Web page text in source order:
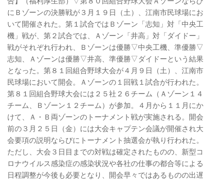
にＢゾーンの決勝戦が３月１９日（土）、江南市民球場にお
いて開催された。第１試合ではＢゾーン「志知」対「中央工
機」戦が、第２試合では、Ａゾーン「井高」対「ダイドー」
戦がそれぞれ行われ、Ｂゾーンは優勝▽中央工機、準優勝▽
志知、Ａゾーンは優勝▽井高、準優勝▽ダイドーという結果
となった。第８１回組合野球大会が４月９日（土）、江南市
民球場において開会。Ａゾーンの１回戦１試合が行われた。
第８１回組合野球大会には２５社２６チーム（Ａゾーン１４
チーム、Ｂゾーン１２チーム）が参加。４月から１１月にか
けて、Ａ・Ｂ両ゾーンのトーナメント戦が実施される。開会
前の３月２５日（金）には大会キャプテン会議が開催され大
会要項の説明ならびにトーナメント抽選会が執り行われた。
ただし、大会３日目までの対戦は確定されたものの、新型コ
ロナウイルス感染症の感染状況や各社の仕事の都合等による
日程調整が今後も必要となり、開会早々ではあるものの出遅